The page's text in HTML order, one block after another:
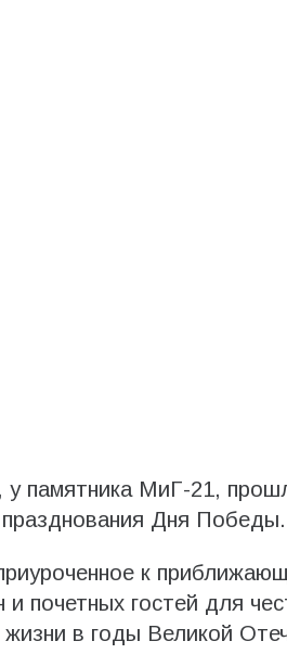
у памятника МиГ-21,
празднования Дня Победы.
к
и почетных гостей для
в годы Великой